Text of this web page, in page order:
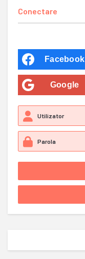
Conectare
Facebook
Google